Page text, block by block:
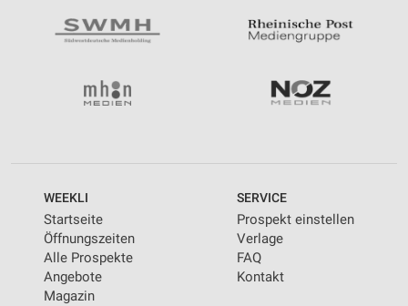
WEEKLI
Startseite
Öffnungszeiten
Alle Prospekte
Angebote
Magazin
SERVICE
Prospekt einstellen
Verlage
FAQ
Kontakt